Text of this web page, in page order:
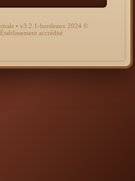
© 2024 Bibliothèque Universitaire Centrale • v3.2.1-bordeaux
Établissement accrédité • وزارة التعليم العالي